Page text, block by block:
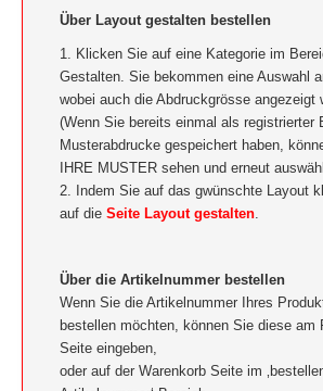
Über Layout gestalten bestellen
1. Klicken Sie auf eine Kategorie im
Gestalten. Sie bekommen eine Auswahl
wobei auch die Abdruckgrösse angezeigt
(Wenn Sie bereits einmal als registrierter
Musterabdrucke gespeichert haben,
IHRE MUSTER sehen und erneut
2. Indem Sie auf das gwünschte Layout
auf die Seite Layout gestalten.
Über die Artikelnummer bestellen
Wenn Sie die Artikelnummer Ihres
bestellen möchten, können Sie diese am
Seite eingeben,
oder auf der Warenkorb Seite im